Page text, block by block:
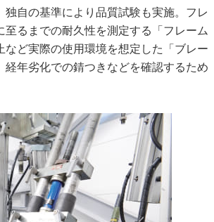
自の基準により品質試験も実施。フレ
るまでの耐久性を測定する「フレーム
ど実際の使用環境を想定した「ブレー
年劣化での錆つきなどを確認するため